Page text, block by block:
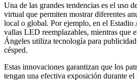
Una de las grandes tendencias es el uso
virtual que permiten mostrar diferentes
local o global. Por ejemplo, en el Estadio
vallas LED reemplazables, mientras que
Ángeles utiliza tecnología para
césped.
Estas innovaciones garantizan que los
tengan una efectiva exposición durante